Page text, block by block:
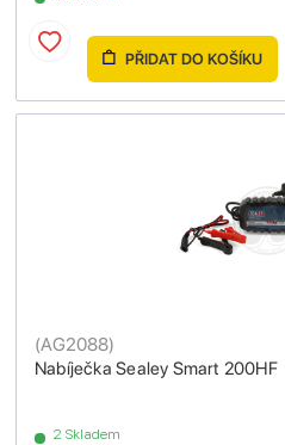
PŘIDAT DO KOŠÍKU
Nabíječka Sealey Smart 200HF
(AG2088)
2 Skladem